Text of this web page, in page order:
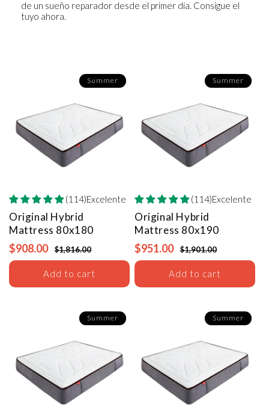
de un sueño reparador desde el primer día. Consigue el
tuyo ahora.
Summer
(114)Excelente
Original Hybrid
Mattress 80x180
$908.00 $1,816.00
Add to cart
Summer
(114)Excelente
Original Hybrid
Mattress 80x190
$951.00 $1,901.00
Add to cart
Summer Summer